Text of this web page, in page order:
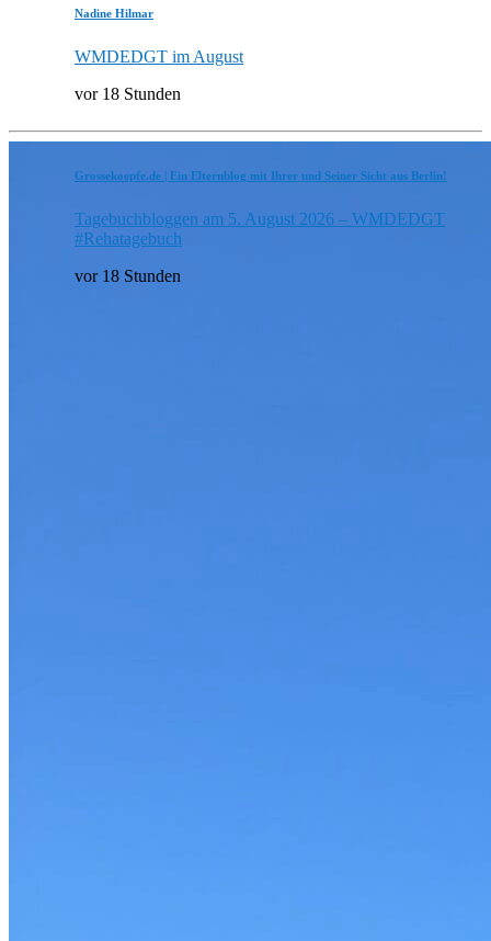
Nadine Hilmar
WMDEDGT im August
vor 18 Stunden
Grossekoepfe.de | Ein Elternblog mit Ihrer und Seiner Sicht aus Berlin!
Tagebuchbloggen am 5. August 2026 – WMDEDGT
#Rehatagebuch
vor 18 Stunden